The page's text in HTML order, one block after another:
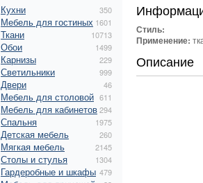
Кухни 350
Мебель для гостиных 1601
Ткани 10713
Обои 1499
Карнизы 229
Светильники 999
Двери 46
Мебель для столовой 611
Мебель для кабинетов294
Спальня 1975
Детская мебель 260
Мягкая мебель 2145
Столы и стулья 1304
Гардеробные и шкафы 479
Стиль:
Применение:
Описание